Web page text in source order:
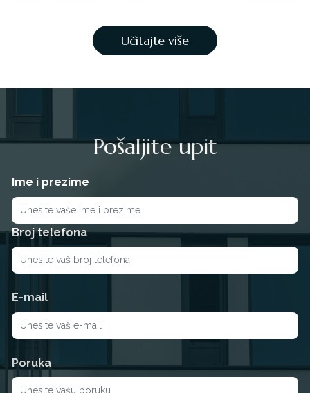
Učitajte više
Pošaljite upit
Ime i prezime
Broj telefona
E-mail
Poruka